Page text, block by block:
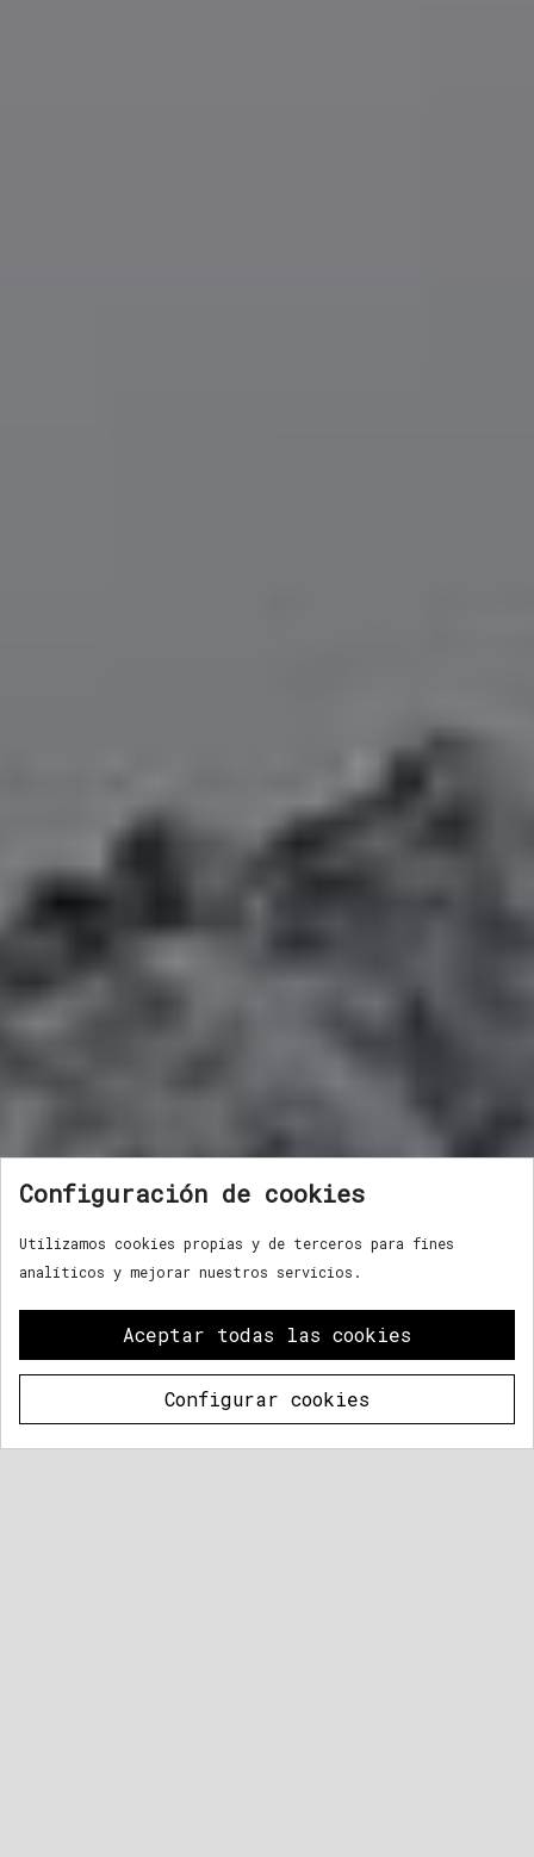
Configuración de cookies
Utilizamos cookies propias y de terceros para fines
analíticos y mejorar nuestros servicios.
Aceptar todas las cookies
Configurar cookies